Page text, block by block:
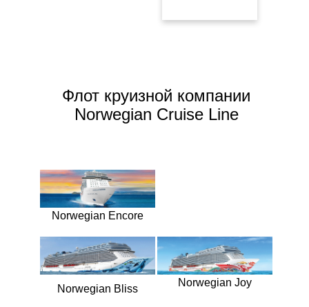
Флот круизной компании
Norwegian Cruise Line
Norwegian Encore
Norwegian Bliss
Norwegian Joy